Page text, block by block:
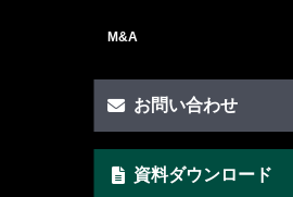
セキュリティ顧問サービス
脆弱性診断サービス
AI Securityサービス
M&A
お問い合わせ
資料ダウンロード